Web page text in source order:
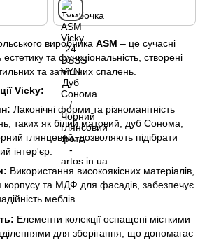
виробника ASM – це сучасні
та функціональність, створені
та затишних спалень.
Vicky:
Лаконічні форми та різноманітність
таких як білий матовий, дуб Сонома,
глянцевий, дозволяють підібрати
інтер'єр.
Використання високоякісних матеріалів,
та МДФ для фасадів, забезпечує
меблів.
Елементи колекції оснащені місткими
для зберігання, що допомагає